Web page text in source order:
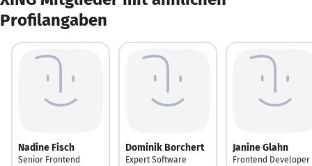
Profilangaben
Nadine Fisch
Senior Frontend
Dominik Borchert
Expert Software
Janine Glahn
Frontend Developer